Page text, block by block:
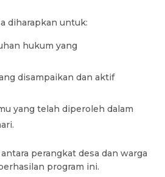
diharapkan untuk:
hukum yang
disampaikan dan aktif
yang telah diperoleh dalam
perangkat desa dan warga
program ini.